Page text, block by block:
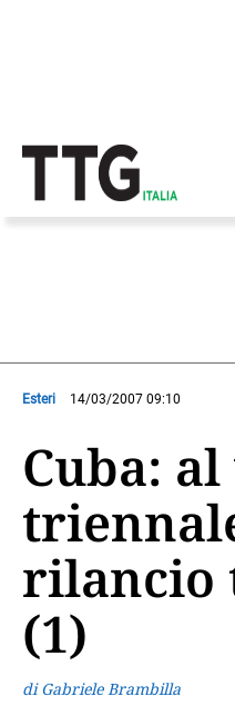
Esteri 14/03/2007 09:10
Cuba:
rilancio
(1)
di Gabriele Brambilla